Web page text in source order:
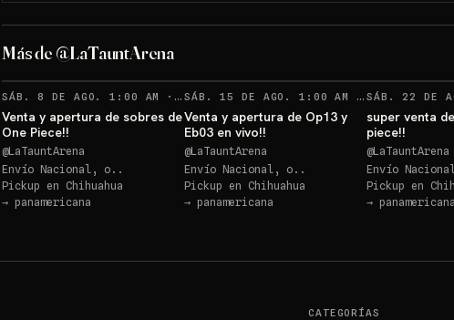
Más de @LaTauntArena
Sorteos: give away 1 +1 más→
SÁB. 8 DE AGO. 1:00 AM · 17RECORDATORIOS
Venta y apertura de sobres de
One Piece!!
@LaTauntArena
Envío Nacional, o..
Pickup en Chihuahua
→ panamericana
SÁB. 15 DE AGO. 1:00 AM ·10
Venta y apertura de Op13 y
Eb03 en vivo!!
@LaTauntArena
Envío Nacional, o..
Pickup en Chihuahua
→ panamericana
SÁB. 22 DE
super venta
piece!!
@LaTauntArena
Envío
Pickup en
→ panamericana
CATEGORÍAS